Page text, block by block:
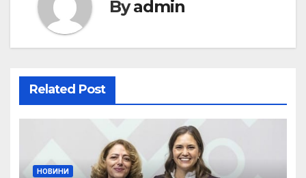
Byadmin
Related Post
НОВИНИ